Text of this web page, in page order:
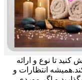
تا نوع و ارائه
انتظارات و